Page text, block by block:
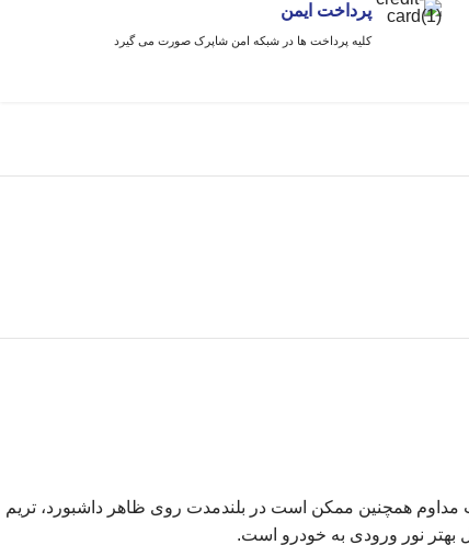
پرداخت ایمن
کلیه پرداخت ها در شبکه امن شاپرک صورت می گیرد
همچنین ممکن است در بلندمدت روی ظاهر داشبورد، تریم
بهتر نور ورودی به خودرو است.